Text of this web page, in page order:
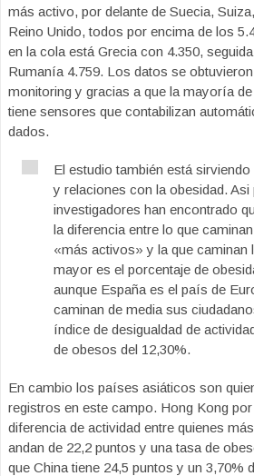
más activo, por delante de Suecia,
Reino Unido, todos por encima de los
en la cola está Grecia con 4.350,
Rumanía 4.759. Los datos se
monitoring y gracias a que la mayoría
tiene sensores que contabilizan
dados.
El estudio también está
y relaciones con la obesidad.
investigadores han encontrado
la diferencia entre lo que
«más activos» y la que caminan
mayor es el porcentaje de
aunque España es el país de
caminan de media sus
índice de desigualdad de
de obesos del 12,30%.
En cambio los países asiáticos son
registros en este campo. Hong Kong
diferencia de actividad entre quienes
andan de 22,2 puntos y una tasa de
que China tiene 24,5 puntos y un 3,70%